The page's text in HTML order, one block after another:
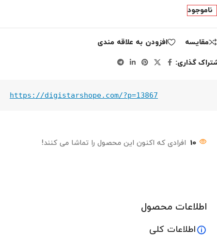
ناموجود
مقايسه
افزودن به علاقه مندی
گذاری:
https://digistarshope.com/?p=13867
10 افرادی که اکنون این محصول را تماشا می کنند!
اطلاعات محصول
اطلاعات کلی